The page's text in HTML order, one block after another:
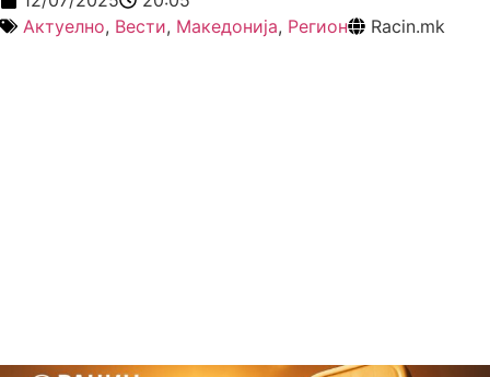
Актуелно, Вести, Македонија, Регион Racin.mk